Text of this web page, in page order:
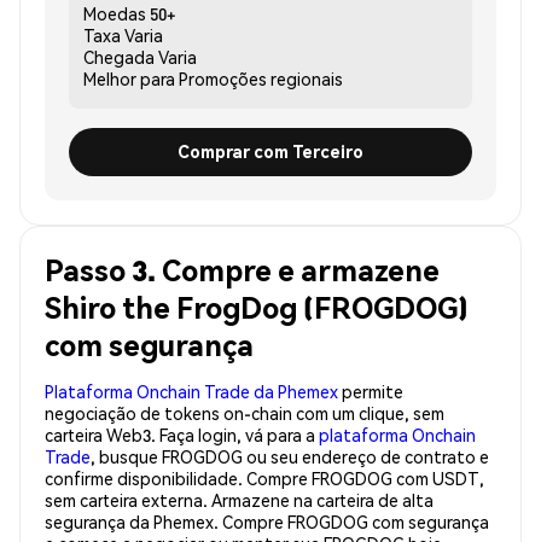
Moedas 50+
Taxa Varia
Chegada Varia
Melhor para Promoções regionais
Comprar com Terceiro
Passo 3. Compre e armazene
Shiro the FrogDog (FROGDOG)
com segurança
Plataforma Onchain Trade da Phemexpermite
negociação de tokens on-chain com um clique, sem
carteira Web3. Faça login, vá para a plataforma Onchain
Trade, busque FROGDOG ou seu endereço de contrato e
confirme disponibilidade. Compre FROGDOG com USDT,
sem carteira externa. Armazene na carteira de alta
segurança da Phemex. Compre FROGDOG com segurança